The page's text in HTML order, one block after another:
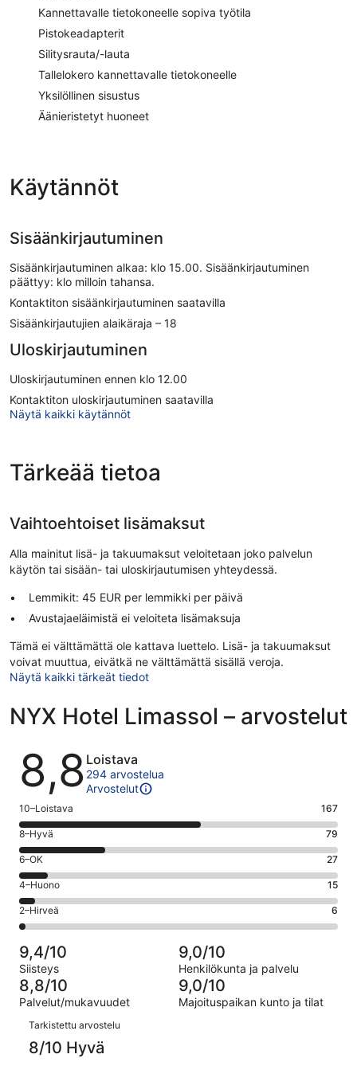
Kannettavalle tietokoneelle sopiva työtila
Pistokeadapterit
Silitysrauta/-lauta
Tallelokero kannettavalle tietokoneelle
Yksilöllinen sisustus
Äänieristetyt huoneet
Käytännöt
Sisäänkirjautuminen
Sisäänkirjautuminen alkaa: klo 15.00. Sisäänkirjautuminen
päättyy: klo milloin tahansa.
Kontaktiton sisäänkirjautuminen saatavilla
Sisäänkirjautujien alaikäraja – 18
Uloskirjautuminen
Uloskirjautuminen ennen klo 12.00
Kontaktiton uloskirjautuminen saatavilla
Näytä kaikki käytännöt
Tärkeää tietoa
Vaihtoehtoiset lisämaksut
Alla mainitut lisä- ja takuumaksut veloitetaan joko palvelun
käytön tai sisään- tai uloskirjautumisen yhteydessä.
Lemmikit: 45 EUR per lemmikki per päivä
Avustajaeläimistä ei veloiteta lisämaksuja
Tämä ei välttämättä ole kattava luettelo. Lisä- ja takuumaksut
voivat muuttua, eivätkä ne välttämättä sisällä veroja.
Näytä kaikki tärkeät tiedot
NYX Hotel Limassol – arvostelut
Arvostelut
8,8 Loistava
294 arvostelua
Arvostelut
Arvosana
10
-
Loistava.
167
kautta
294
arvostelua
10–Loistava 167
Arvosana
8
-
Hyvä.
79
kautta
294
arvostelua
8–Hyvä 79
Arvosana
6
-
OK.
27
294
arvostelua
6–OK 27
Arvosana
4
-
Huono.
15
kautta
294
arvostelua
4–Huono 15
Arvosana
2
-
Hirveä.
6
kautta
294
arvostelua
2–Hirveä 6
9,4/10
Siisteys
9,0/10
Henkilökunta ja palvelu
8,8/10
Palvelut/mukavuudet
9,0/10
Majoituspaikan kunto ja tilat
Arvostelut
Tarkistettu arvostelu
8/10 Hyvä